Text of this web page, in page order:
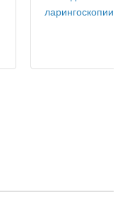
ларингоскопии